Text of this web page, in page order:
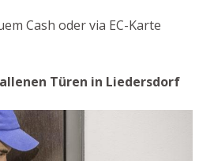
Cash oder via EC-Karte
Türen in Liedersdorf